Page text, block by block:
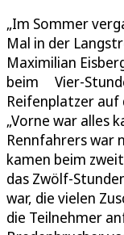
„Im Sommer
Mal in der
Maximilian
beim Vier-
Reifenplatzer
„Vorne war alles
Rennfahrers war
kamen beim
das Zwölf-
war, die vielen
die Teilnehmer